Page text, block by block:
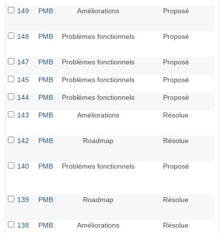
149 PMB Améliorations Proposé
148 PMB Problèmes fonctionnels Proposé
147 PMB Problèmes fonctionnels Proposé
145 PMB Problèmes fonctionnels Proposé
144 PMB Problèmes fonctionnels Proposé
143 PMB Améliorations Résolue
142 PMB Roadmap Résolue
140 PMB Problèmes fonctionnels Proposé
139 PMB Roadmap Résolue
138 PMB Améliorations Résolue